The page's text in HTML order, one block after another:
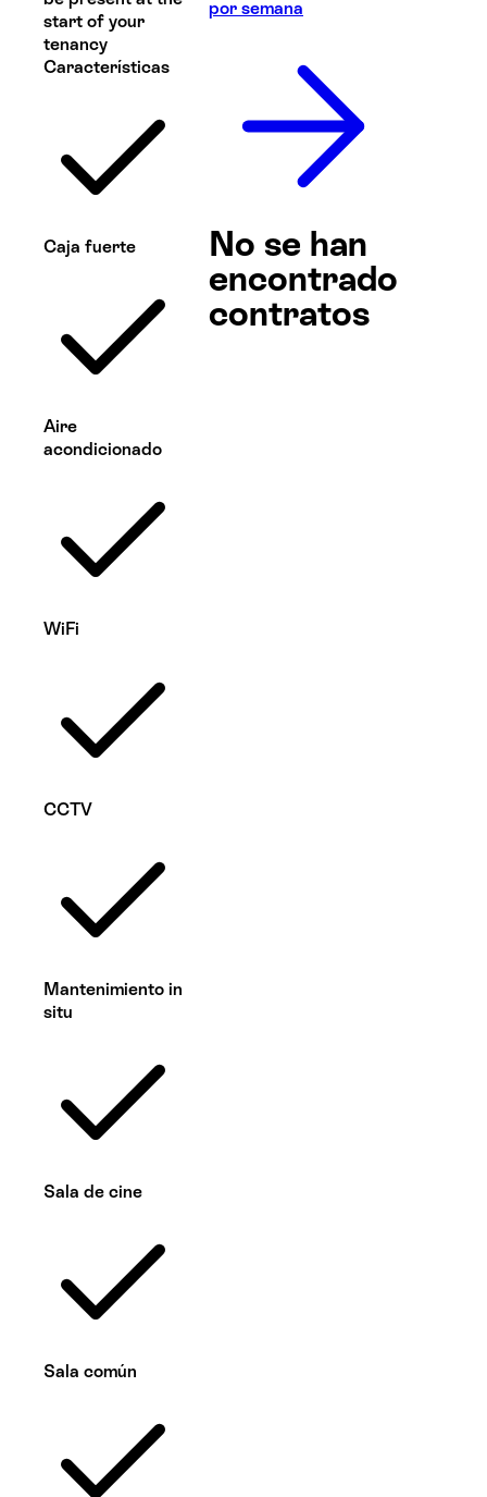
start of your
tenancy
Características
Caja fuerte
Aire
acondicionado
WiFi
CCTV
Mantenimiento in
situ
Sala de cine
Sala común
por semana
No se han
encontrado
contratos